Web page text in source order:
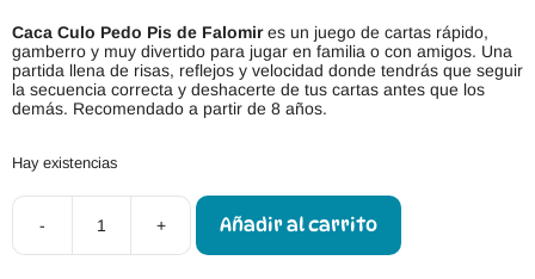
Caca Culo Pedo Pis de Falomires un juego de cartas rápido,
gamberro y muy divertido para jugar en familia o con amigos. Una
partida llena de risas, reflejos y velocidad donde tendrás que seguir
la secuencia correcta y deshacerte de tus cartas antes que los
demás. Recomendado a partir de 8 años.
Hay existencias
-
Caca
Culo
+ Añadir al carrito